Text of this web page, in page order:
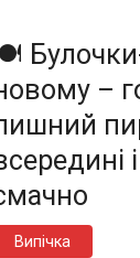
–
Випічка